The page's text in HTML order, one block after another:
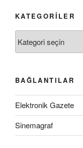
KATEGORILER
BAĞLANTILAR
Elektronik Gazete
Sinemagraf